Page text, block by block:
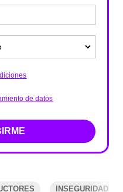
de datos
INSEGURIDAD